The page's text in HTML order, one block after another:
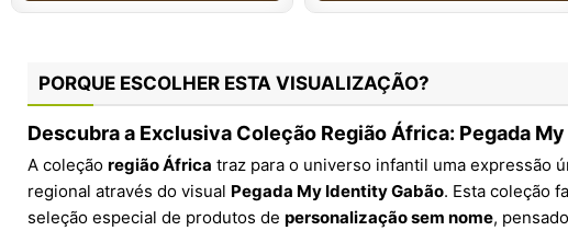
PORQUE ESCOLHER ESTA VISUALIZAÇÃO?
Descubra a Exclusiva Coleção Região África: Pegada
A coleção região África traz para o universo infantil uma expressão
regional através do visual Pegada My Identity Gabão. Esta coleção
seleção especial de produtos de personalização sem nome,